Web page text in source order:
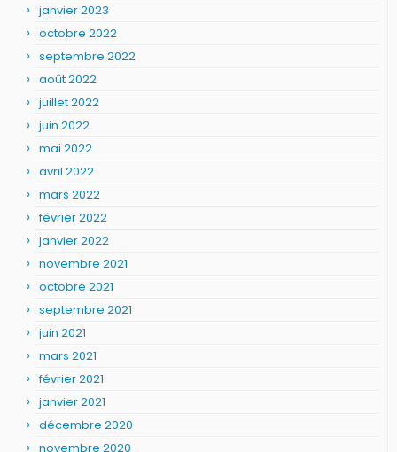
janvier 2023
octobre 2022
septembre 2022
août 2022
juillet 2022
juin 2022
mai 2022
avril 2022
mars 2022
février 2022
janvier 2022
novembre 2021
octobre 2021
septembre 2021
juin 2021
mars 2021
février 2021
janvier 2021
décembre 2020
novembre 2020